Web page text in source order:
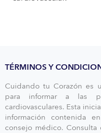
TÉRMINOS Y
Cuidando tu Corazón es
para informar a las
cardiovasculares. Esta
información contenida
consejo médico.